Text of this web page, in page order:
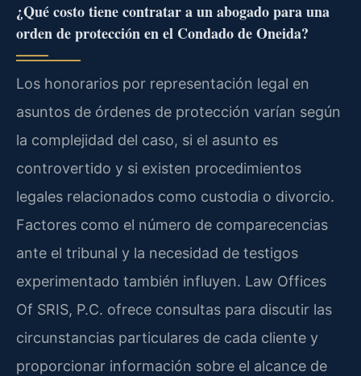
¿Qué costo tiene contratar a un abogado para una
orden de protección en el Condado de Oneida?
Los honorarios por representación legal en
asuntos de órdenes de protección varían según
la complejidad del caso, si el asunto es
controvertido y si existen procedimientos
legales relacionados como custodia o divorcio.
Factores como el número de comparecencias
ante el tribunal y la necesidad de testigos
experimentado también influyen. Law Offices
Of SRIS, P.C. ofrece consultas para discutir las
circunstancias particulares de cada cliente y
proporcionar información sobre el alcance de